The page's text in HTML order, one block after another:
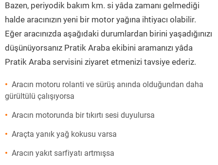
Bazen, periyodik bakım km. si yâda zamanı gelmediği
halde aracınızın yeni bir motor yağına ihtiyacı olabilir.
Eğer aracınızda aşağıdaki durumlardan birini yaşadığınızı
düşünüyorsanız Pratik Araba ekibini aramanızı yâda
Pratik Araba servisini ziyaret etmenizi tavsiye ederiz.
Aracın motoru rolanti ve sürüş anında olduğundan daha
gürültülü çalışıyorsa
Aracın motorunda bir tıkırtı sesi duyulursa
Araçta yanık yağ kokusu varsa
Aracın yakıt sarfiyatı artmışsa